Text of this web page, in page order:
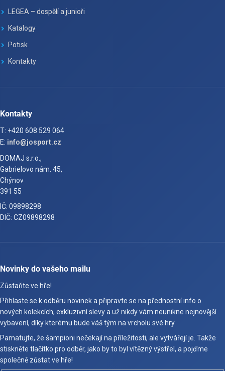
LEGEA – dospělí a junioři
Katalogy
Potisk
Kontakty
Kontakty
T: +420 608 529 064
E: info@josport.cz
DOMAJ s.r.o.,
Gabrielovo nám. 45,
Chýnov
391 55
IČ: 09898298
DIČ: CZ09898298
Novinky do vašeho mailu
Zůstaňte ve hře!
Přihlaste se k odběru novinek a připravte se na přednostní info o
nových kolekcích, exkluzivní slevy a už nikdy vám neunikne nejnovější
vybavení, díky kterému bude váš tým na vrcholu své hry.
Pamatujte, že šampioni nečekají na příležitosti, ale vytvářejí je. Takže
stiskněte tlačítko pro odběr, jako by to byl vítězný výstřel, a pojďme
společně zůstat ve hře!